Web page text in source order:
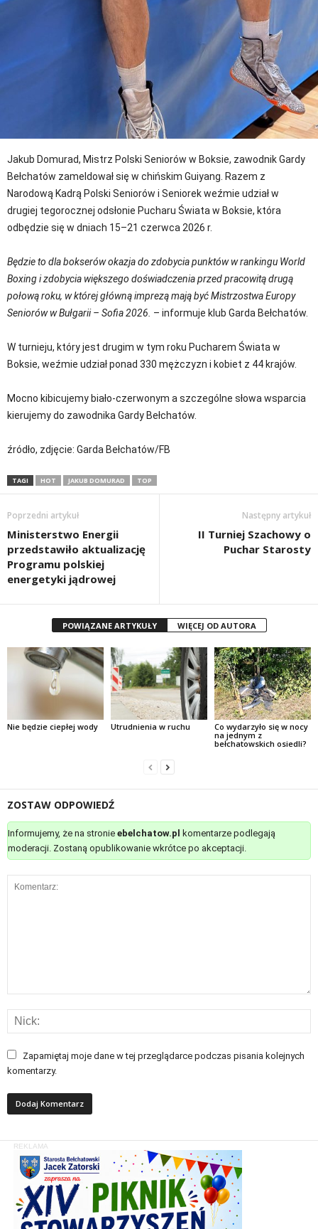
Jakub Domurad, Mistrz Polski Seniorów w Boksie, zawodnik Gardy
Bełchatów zameldował się w chińskim Guiyang. Razem z
Narodową Kadrą Polski Seniorów i Seniorek weźmie udział w
drugiej tegorocznej odsłonie Pucharu Świata w Boksie, która
odbędzie się w dniach 15–21 czerwca 2026 r.
Będzie to dla bokserów okazja do zdobycia punktów w rankingu World
Boxing i zdobycia większego doświadczenia przed pracowitą drugą
połową roku, w której główną imprezą mają być Mistrzostwa Europy
Seniorów w Bułgarii – Sofia 2026. – informuje klub Garda Bełchatów.
W turnieju, który jest drugim w tym roku Pucharem Świata w
Boksie, weźmie udział ponad 330 mężczyzn i kobiet z 44 krajów.
Mocno kibicujemy biało-czerwonym a szczególne słowa wsparcia
kierujemy do zawodnika Gardy Bełchatów.
źródło, zdjęcie: Garda Bełchatów/FB
TAGI HOT JAKUB DOMURAD TOP
Poprzedni artykuł
Ministerstwo Energii
przedstawiło aktualizację
Programu polskiej
energetyki jądrowej
Następny artykuł
II Turniej Szachowy o
Puchar Starosty
POWIĄZANE ARTYKUŁY WIĘCEJ OD AUTORA
Nie będzie ciepłej wody Utrudnienia w ruchu
Co wydarzyło się w nocy
na jednym z
bełchatowskich osiedli?
ZOSTAW ODPOWIEDŹ
Informujemy, że na stronie ebelchatow.pl
komentarze podlegają
moderacji. Zostaną opublikowanie wkrótce po akceptacji.
Zapamiętaj moje dane w tej przeglądarce podczas pisania kolejnych
komentarzy.
REKLAMA